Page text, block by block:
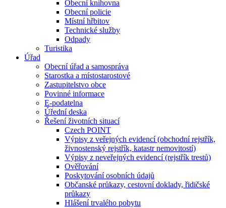
Obecní knihovna
Obecní policie
Místní hřbitov
Technické služby
Odpady
Turistika
Úřad
Obecní úřad a samospráva
Starostka a místostarostové
Zastupitelstvo obce
Povinné informace
E-podatelna
Úřední deska
Řešení životních situací
Czech POINT
Výpisy z veřejných evidencí (obchodní rejstřík,
živnostenský rejstřík, katastr nemovitostí)
Výpisy z neveřejných evidencí (rejstřík trestů)
Ověřování
Poskytování osobních údajů
Občanské průkazy, cestovní doklady, řidičské
průkazy
Hlášení trvalého pobytu